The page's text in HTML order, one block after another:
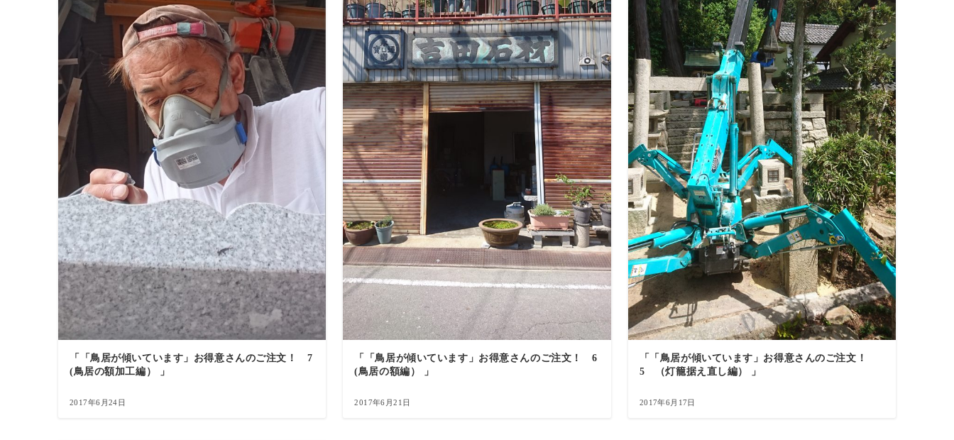
「「鳥居が傾いています」お得意さんのご注文！ 7
(鳥居の額加工編） 」
2017年6月24日
「「鳥居が傾いています」お得意さんのご注文！ 6
(鳥居の額編） 」
2017年6月21日
「「鳥居が傾いています」お得意さんのご注文！
5 （灯籠据え直し編） 」
2017年6月17日